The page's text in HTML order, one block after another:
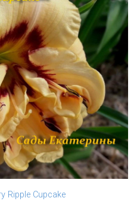
Ripple Cupcake